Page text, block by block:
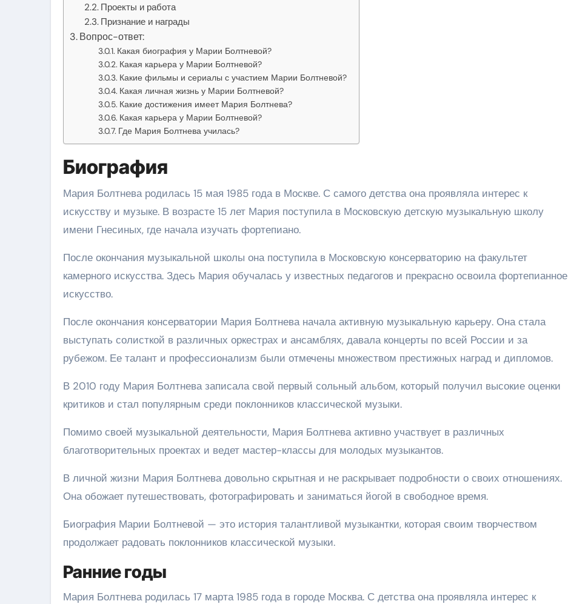
Проекты и работа
Признание и награды
Вопрос-ответ:
Какая биография у Марии Болтневой?
Какая карьера у Марии Болтневой?
Какие фильмы и сериалы с участием Марии Болтневой?
Какая личная жизнь у Марии Болтневой?
Какие достижения имеет Мария Болтнева?
Какая карьера у Марии Болтневой?
Где Мария Болтнева училась?
Биография
Мария Болтнева родилась 15 мая 1985 года в Москве. С самого детства она проявляла интерес к
искусству и музыке. В возрасте 15 лет Мария поступила в Московскую детскую музыкальную школу
имени Гнесиных, где начала изучать фортепиано.
После окончания музыкальной школы она поступила в Московскую консерваторию на факультет
камерного искусства. Здесь Мария обучалась у известных педагогов и прекрасно освоила фортепианное
искусство.
После окончания консерватории Мария Болтнева начала активную музыкальную карьеру. Она стала
выступать солисткой в различных оркестрах и ансамблях, давала концерты по всей России и за
рубежом. Ее талант и профессионализм были отмечены множеством престижных наград и дипломов.
В 2010 году Мария Болтнева записала свой первый сольный альбом, который получил высокие оценки
критиков и стал популярным среди поклонников классической музыки.
Помимо своей музыкальной деятельности, Мария Болтнева активно участвует в различных
благотворительных проектах и ведет мастер-классы для молодых музыкантов.
В личной жизни Мария Болтнева довольно скрытная и не раскрывает подробности о своих отношениях.
Она обожает путешествовать, фотографировать и заниматься йогой в свободное время.
Биография Марии Болтневой — это история талантливой музыкантки, которая своим творчеством
продолжает радовать поклонников классической музыки.
Ранние годы
Мария Болтнева родилась 17 марта 1985 года в городе Москва. С детства она проявляла интерес к